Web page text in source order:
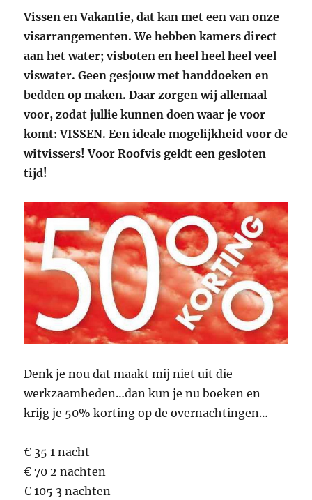
Vissen en Vakantie, dat kan met een van onze
visarrangementen. We hebben kamers direct
aan het water; visboten en heel heel heel veel
viswater. Geen gesjouw met handdoeken en
bedden op maken. Daar zorgen wij allemaal
voor, zodat jullie kunnen doen waar je voor
komt: VISSEN. Een ideale mogelijkheid voor de
witvissers! Voor Roofvis geldt een gesloten
tijd!
Denk je nou dat maakt mij niet uit die
werkzaamheden…dan kun je nu boeken en
krijg je 50% korting op de overnachtingen…
€ 35 1 nacht
€ 70 2 nachten
€ 105 3 nachten